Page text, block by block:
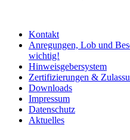
Kontakt
Anregungen, Lob und
wichtig!
Hinweisgebersystem
Zertifizierungen &
Downloads
Impressum
Datenschutz
Aktuelles